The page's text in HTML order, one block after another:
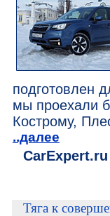
подготовлен
мы проехали
Кострому,
..далее
CarExpert.ru
Тяга к